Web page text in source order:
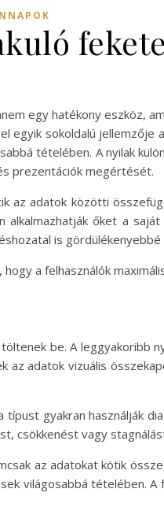
egy hatékony eszköz,
sokoldalú jellemzője
tételében. A nyilak
prezentációk megértését.
az adatok közötti
őket a
is gördülékenyebbé
a felhasználók
be. A leggyakoribb
adatok vizuális
gyakran használják
csökkenést vagy
az adatokat kötik
világosabbá tételében. A